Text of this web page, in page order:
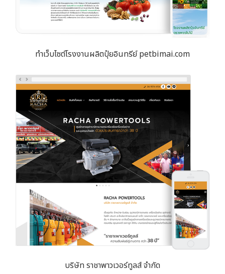
ทำเว็บไซต์โรงงานผลิตปุ๋ยอินทรีย์ petbimai.com
บริษัท ราชาพาวเวอร์ทูลส์ จำกัด